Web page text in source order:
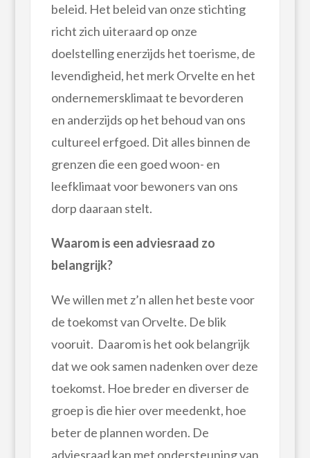
beleid. Het beleid van onze stichting
richt zich uiteraard op onze
doelstelling enerzijds het toerisme, de
levendigheid, het merk Orvelte en het
ondernemersklimaat te bevorderen
en anderzijds op het behoud van ons
cultureel erfgoed. Dit alles binnen de
grenzen die een goed woon- en
leefklimaat voor bewoners van ons
dorp daaraan stelt.
Waarom is een adviesraad zo
belangrijk?
We willen met z’n allen het beste voor
de toekomst van Orvelte. De blik
vooruit. Daarom is het ook belangrijk
dat we ook samen nadenken over deze
toekomst. Hoe breder en diverser de
groep is die hier over meedenkt, hoe
beter de plannen worden. De
adviesraad kan met ondersteuning van